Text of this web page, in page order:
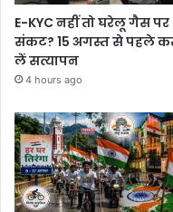
E-KYC नहीं तो घरेलू गैस पर
संकट? 15 अगस्त से पहले
लें सत्यापन
4 hours ago